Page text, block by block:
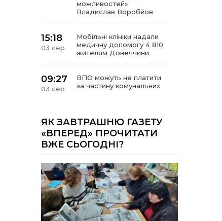
можливостей»
Владислав Воробйов
15:18
03 сер
Мобільні клініки надали
медичну допомогу 4 810
жителям Донеччини
09:27
03 сер
ВПО можуть не платити
за частину комунальних
14:12
01 сер
Досі ВПО? Юристка
розповіла, коли
переселенці втрачають
виплати та статус
внутрішньо переміщеної
14:04
01 сер
Учасниця обласного
конкурсу «Молода
людина року – 2026» у
номінації «Пульс життя»
Аліна Кулик
ЯК ЗАВТРАШНЮ ГАЗЕТУ
«ВПЕРЕД» ПРОЧИТАТИ
ВЖЕ СЬОГОДНІ?